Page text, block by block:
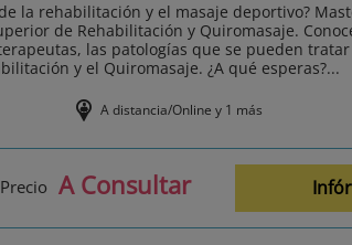
la rehabilitación y el masaje deportivo?
de Rehabilitación y Quiromasaje.
las patologías que se pueden tratar
y el Quiromasaje. ¿A qué esperas?...
A distancia/Online y 1 más
Precio A Consultar